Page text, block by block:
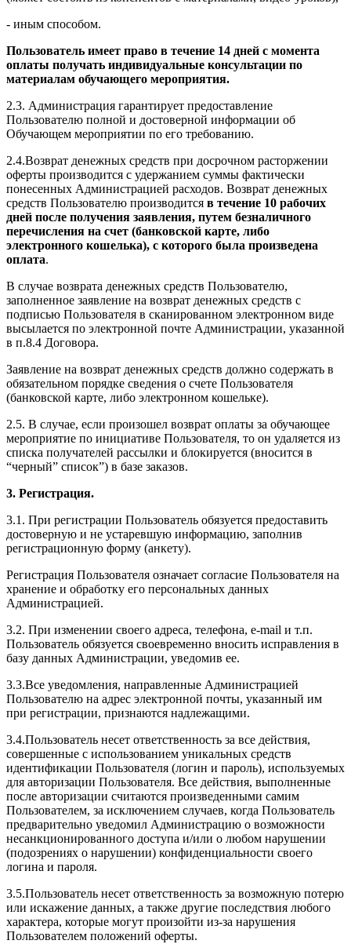
- иным способом.
Пользователь имеет право в течение 14 дней с момента
оплаты получать индивидуальные консультации по
материалам обучающего мероприятия.
2.3. Администрация гарантирует предоставление
Пользователю полной и достоверной информации об
Обучающем мероприятии по его требованию.
2.4.Возврат денежных средств при досрочном расторжении
оферты производится с удержанием суммы фактически
понесенных Администрацией расходов. Возврат денежных
средств Пользователю производится в течение 10 рабочих
дней после получения заявления, путем безналичного
перечисления на счет (банковской карте, либо
электронного кошелька), с которого была произведена
оплата.
В случае возврата денежных средств Пользователю,
заполненное заявление на возврат денежных средств с
подписью Пользователя в сканированном электронном виде
высылается по электронной почте Администрации, указанной
в п.8.4 Договора.
Заявление на возврат денежных средств должно содержать в
обязательном порядке сведения о счете Пользователя
(банковской карте, либо электронном кошельке).
2.5. В случае, если произошел возврат оплаты за обучающее
мероприятие по инициативе Пользователя, то он удаляется из
списка получателей рассылки и блокируется (вносится в
“черный” список”) в базе заказов.
3. Регистрация.
3.1. При регистрации Пользователь обязуется предоставить
достоверную и не устаревшую информацию, заполнив
регистрационную форму (анкету).
Регистрация Пользователя означает согласие Пользователя на
хранение и обработку его персональных данных
Администрацией.
3.2. При изменении своего адреса, телефона, e-mail и т.п.
Пользователь обязуется своевременно вносить исправления в
базу данных Администрации, уведомив ее.
3.3.Все уведомления, направленные Администрацией
Пользователю на адрес электронной почты, указанный им
при регистрации, признаются надлежащими.
3.4.Пользователь несет ответственность за все действия,
совершенные с использованием уникальных средств
идентификации Пользователя (логин и пароль), используемых
для авторизации Пользователя. Все действия, выполненные
после авторизации считаются произведенными самим
Пользователем, за исключением случаев, когда Пользователь
предварительно уведомил Администрацию о возможности
несанкционированного доступа и/или о любом нарушении
(подозрениях о нарушении) конфиденциальности своего
логина и пароля.
3.5.Пользователь несет ответственность за возможную потерю
или искажение данных, а также другие последствия любого
характера, которые могут произойти из-за нарушения
Пользователем положений оферты.